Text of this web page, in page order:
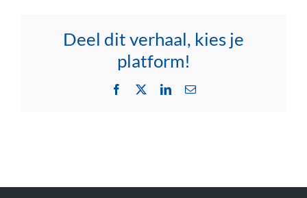
Deel dit verhaal, kies je
platform!
Facebook LinkedInEmail